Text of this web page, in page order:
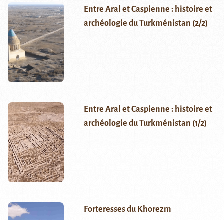
Entre Aral et Caspienne : histoire et
archéologie du Turkménistan (2/2)
Entre Aral et Caspienne : histoire et
archéologie du Turkménistan (1/2)
Forteresses du Khorezm